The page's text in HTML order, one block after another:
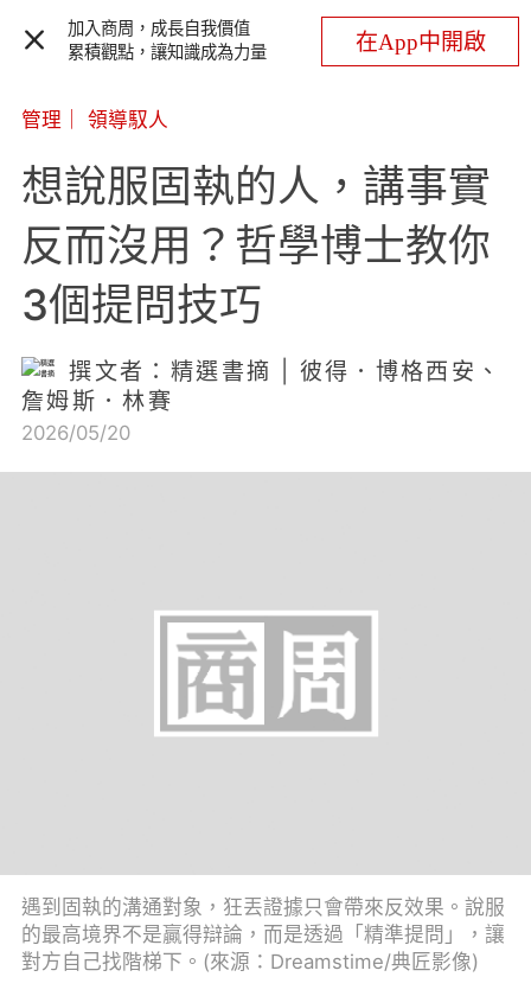
加入商周，成長自我價值
累積觀點，讓知識成為力量
在App中開啟
管理 領導馭人
想說服固執的人，講事實
反而沒用？哲學博士教你
3個提問技巧
撰文者：精選書摘 | 彼得．博格西安、
詹姆斯．林賽
2026/05/20
遇到固執的溝通對象，狂丟證據只會帶來反效果。說服
的最高境界不是贏得辯論，而是透過「精準提問」，讓
對方自己找階梯下。(來源：Dreamstime/典匠影像)